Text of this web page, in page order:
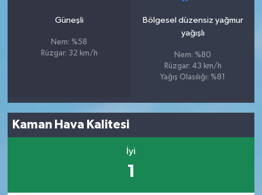
Güneşli
Nem: %58
Rüzgar: 32 km/h
Bölgesel düzensiz yağmur
yağışlı
Nem: %80
Rüzgar: 43 km/h
Yağış Olasılığı: %81
Kaman Hava Kalitesi
İyi
1